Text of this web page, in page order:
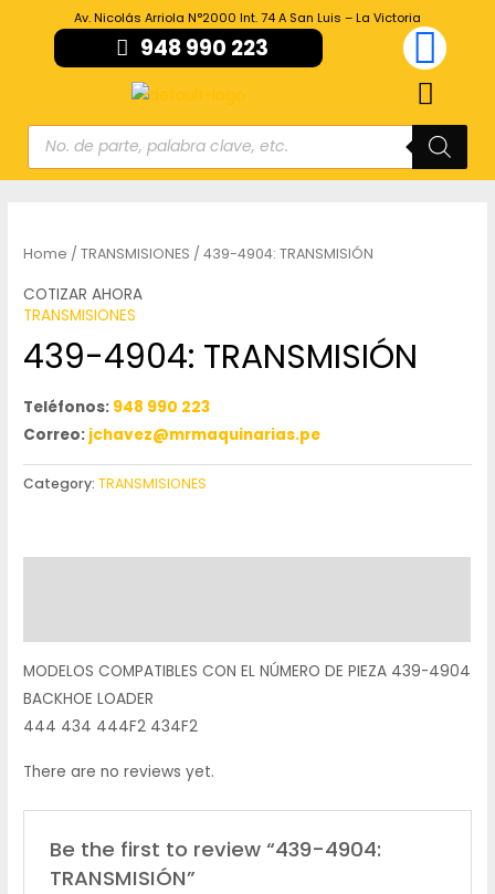
Av. Nicolás Arriola N°2000 Int. 74 A San Luis – La Victoria
948 990 223
Home /TRANSMISIONES / 439-4904: TRANSMISIÓN
COTIZAR AHORA
TRANSMISIONES
439-4904: TRANSMISIÓN
Teléfonos: 948 990 223
Correo: jchavez@mrmaquinarias.pe
Category:TRANSMISIONES
MODELOS COMPATIBLES CON EL NÚMERO DE PIEZA 439-4904
BACKHOE LOADER
444 434 444F2 434F2
There are no reviews yet.
Be the first to review “439-4904:
TRANSMISIÓN”